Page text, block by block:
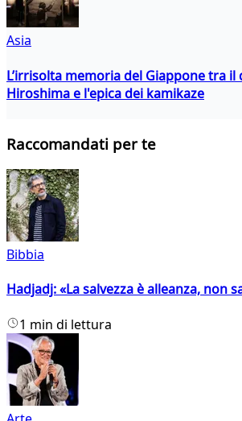
Asia
L’irrisolta memoria del Giappone tra il
Hiroshima e l'epica dei kamikaze
Raccomandati per te
Bibbia
Hadjadj: «La salvezza è alleanza, non
1 min di lettura